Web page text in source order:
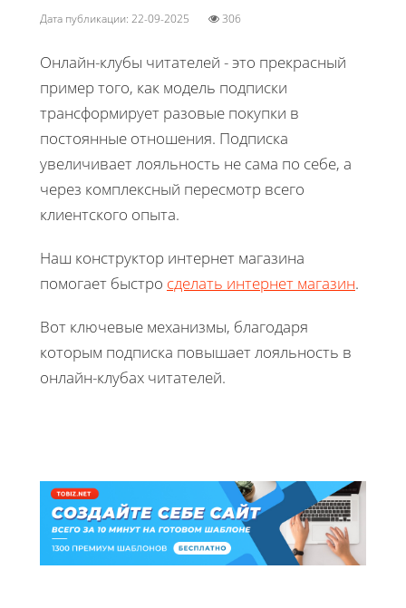
Дата публикации: 22-09-2025 306
Онлайн-клубы читателей - это прекрасный
пример того, как модель подписки
трансформирует разовые покупки в
постоянные отношения. Подписка
увеличивает лояльность не сама по себе, а
через комплексный пересмотр всего
клиентского опыта.
Наш конструктор интернет магазина
помогает быстро сделать интернет магазин.
Вот ключевые механизмы, благодаря
которым подписка повышает лояльность в
онлайн-клубах читателей.